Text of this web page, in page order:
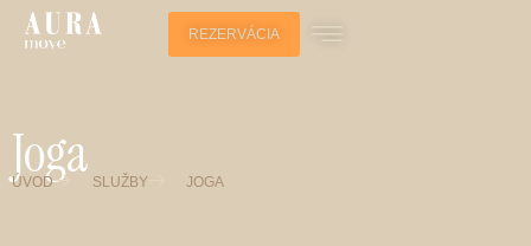
REZERVÁCIA
Joga
ÚVOD SLUŽBY JOGA